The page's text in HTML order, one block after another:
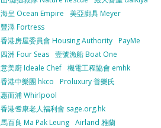
海皇 Ocean Empire
美亞廚具 Meyer
豐澤 Fortress
香港房屋委員會 Housing Authority PayMe
四洲 Four Seas 壹號漁船 Boat One
意美廚 Ideale Chef 機電工程協會 emhk
香港中樂團 hkco
Proluxury 普樂氏
惠而浦 Whirlpool
香港耆康老人福利會 sage.org.hk
馬百良 Ma Pak Leung Airland 雅蘭